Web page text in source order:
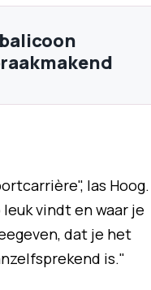
las Hoog.
vindt en waar je
dat je het
is."